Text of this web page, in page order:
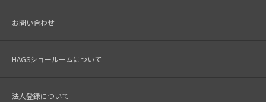
お問い合わせ
HAGSショールームについて
法人登録について